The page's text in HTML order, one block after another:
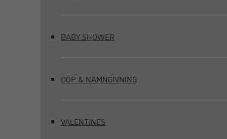
BABY SHOWER
DOP & NAMNGIVNING
VALENTINES